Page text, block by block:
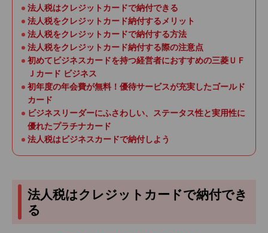
法人税はクレジットカードで納付できる
法人税をクレジットカード納付するメリット
法人税をクレジットカードで納付する方法
法人税をクレジットカード納付する際の注意点
初めてビジネスカードを持つ経営者におすすめの三菱ＵＦ
Ｊカード ビジネス
初年度の年会費が無料！優待サービスが充実したゴールド
カード
ビジネスリーダーにふさわしい、ステータス性と実用性に
優れたプラチナカード
法人税はビジネスカードで納付しよう
法人税はクレジットカードで納付でき
る